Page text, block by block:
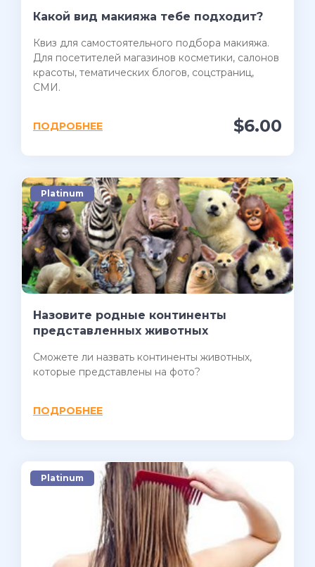
Какой вид макияжа тебе подходит?
Квиз для самостоятельного подбора макияжа.
Для посетителей магазинов косметики, салонов
красоты, тематических блогов, соцстраниц,
СМИ.
$6.00
ПОДРОБНЕЕ
Platinum
Назовите родные континенты
представленных животных
Сможете ли назвать континенты животных,
которые представлены на фото?
ПОДРОБНЕЕ
Platinum